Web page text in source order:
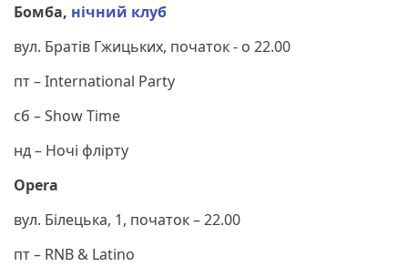
Бомба, нічний клуб
вул. Братів Гжицьких, початок - о 22.00
пт – International Party
сб – Show Time
нд – Ночі флірту
Opera
вул. Білецька, 1, початок – 22.00
пт – RNB & Latino